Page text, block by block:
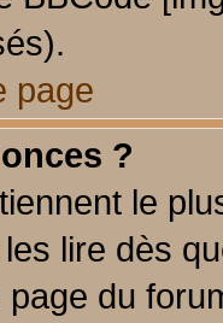
page
?
le
lire dès
du